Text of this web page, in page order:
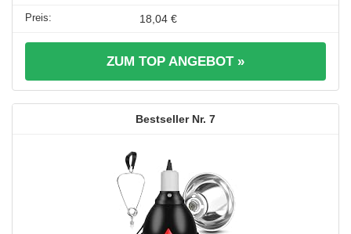
18,04 €
ZUM TOP ANGEBOT »
7